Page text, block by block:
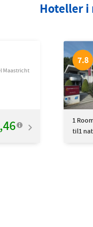
Hoteller i
Maastricht
7.8
1
til1 nat